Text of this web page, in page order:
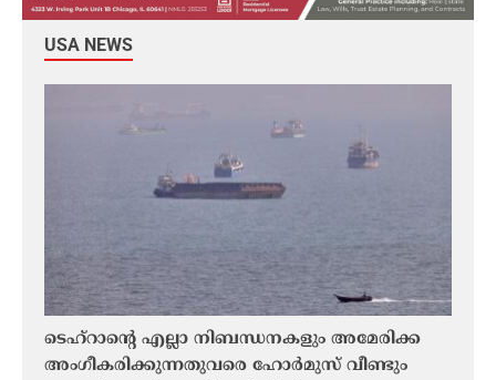
USA NEWS
ടെഹ്‌റാൻ്റെ എല്ലാ നിബന്ധനകളും അമേരിക്ക
അംഗീകരിക്കുന്നതുവരെ ഹോർമുസ് വീണ്ടും